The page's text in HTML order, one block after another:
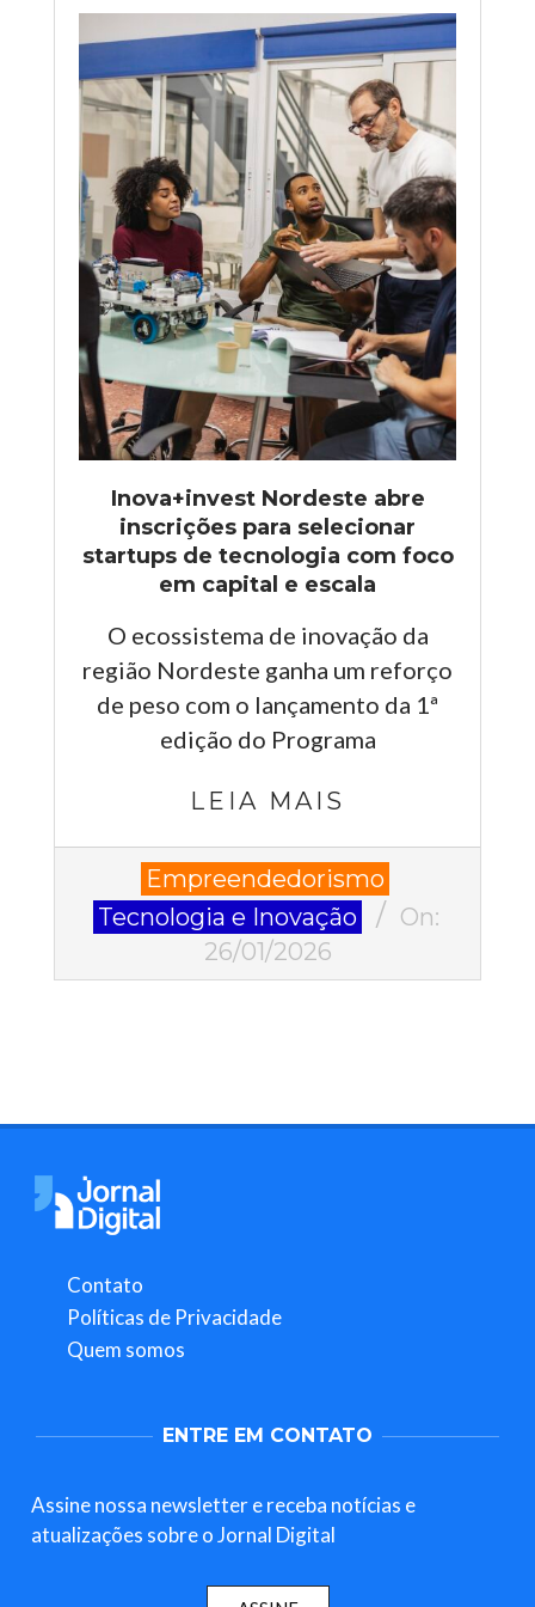
Inova+invest Nordeste abre
inscrições para selecionar
startups de tecnologia com foco
em capital e escala
O ecossistema de inovação da
região Nordeste ganha um reforço
de peso com o lançamento da 1ª
edição do Programa
LEIA MAIS
Empreendedorismo
Tecnologia e Inovação
On:
26/01/2026
Contato
Políticas de Privacidade
Quem somos
ENTRE EM CONTATO
Assine nossa newsletter e receba notícias e
atualizações sobre o Jornal Digital